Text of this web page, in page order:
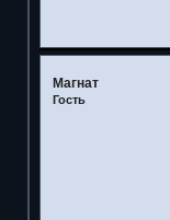
Магнат
Гость